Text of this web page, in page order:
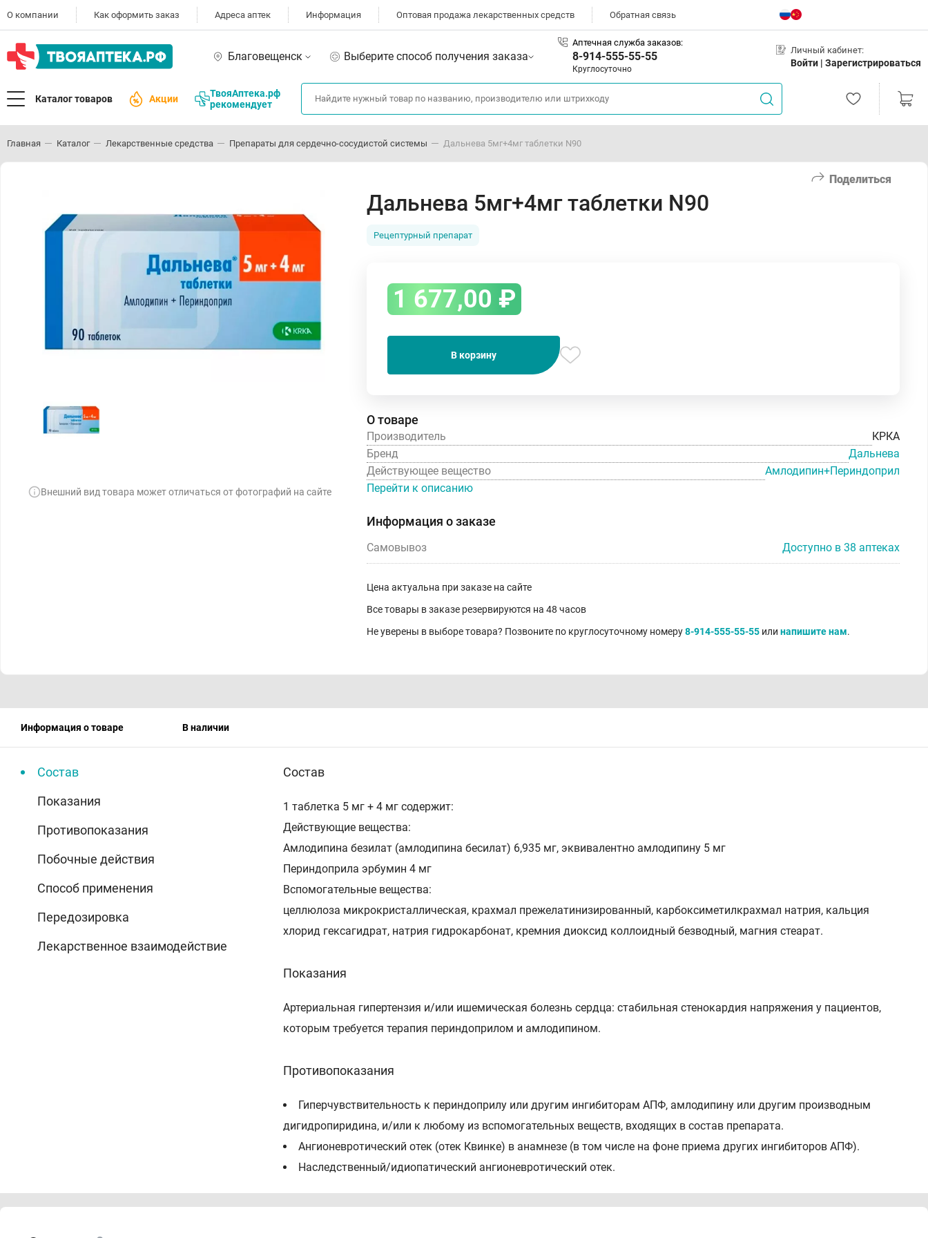
О компании Как оформить заказ Адреса аптек Информация Оптовая продажа лекарственных средств Обратная связь
Благовещенск Выберите способ получения заказа
Аптечная служба заказов:
8-914-555-55-55
Круглосуточно
Личный кабинет:
Войти | Зарегистрироваться
Каталог товаров Акции
ТвояАптека.рф
рекомендует
Главная Каталог Лекарственные средства Препараты для сердечно-сосудистой системы Дальнева 5мг+4мг таблетки N90
Поделиться
Внешний вид товара может отличаться от фотографий на сайте
Дальнева 5мг+4мг таблетки N90
Рецептурный препарат
1 677,00 ₽
В корзину
О товаре
Производитель
КРКА
Бренд
Дальнева
Действующее вещество
Амлодипин+Периндоприл
Перейти к описанию
Информация о заказе
Самовывоз Доступно в 38 аптеках
Цена актуальна при заказе на сайте
Все товары в заказе резервируются на 48 часов
Не уверены в выборе товара? Позвоните по круглосуточному номеру8-914-555-55-55 или напишите нам.
Информация о товаре В наличии
Состав
Показания
Противопоказания
Побочные действия
Способ применения
Передозировка
Лекарственное взаимодействие
Состав
1 таблетка 5 мг + 4 мг содержит:
Действующие вещества:
Амлодипина безилат (амлодипина бесилат) 6,935 мг, эквивалентно амлодипину 5 мг
Периндоприла эрбумин 4 мг
Вспомогательные вещества:
целлюлоза микрокристаллическая, крахмал прежелатинизированный, карбоксиметилкрахмал натрия, кальция
хлорид гексагидрат, натрия гидрокарбонат, кремния диоксид коллоидный безводный, магния стеарат.
Показания
Артериальная гипертензия и/или ишемическая болезнь сердца: стабильная стенокардия напряжения у пациентов,
которым требуется терапия периндоприлом и амлодипином.
Противопоказания
Гиперчувствительность к периндоприлу или другим ингибиторам АПФ, амлодипину или другим производным
дигидропиридина, и/или к любому из вспомогательных веществ, входящих в состав препарата.
Ангионевротический отек (отек Квинке) в анамнезе (в том числе на фоне приема других ингибиторов АПФ).
Наследственный/идиопатический ангионевротический отек.
с сахарным диабетом и/или умеренными или тяжелыми нарушениями функции почек (СКФ < 60 мл/мин/1,73 м 2